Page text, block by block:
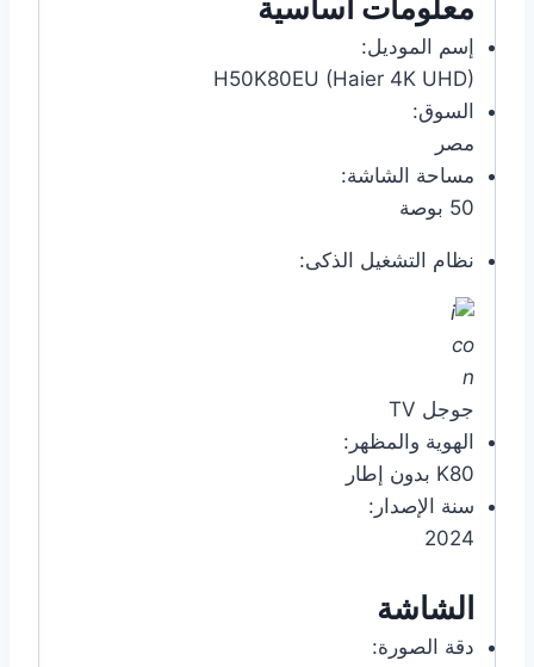
معلومات أساسية
إسم الموديل:
H50K80EU (Haier 4K UHD)
السوق:
مصر
مساحة الشاشة:
50 بوصة
نظام التشغيل الذكى:
جوجل TV
الهوية والمظهر:
K80 بدون إطار
سنة الإصدار:
2024
الشاشة
دقة الصورة: